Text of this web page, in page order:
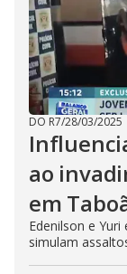
DO R7/28/03/2025
ao
em
Edenilson e
simulam